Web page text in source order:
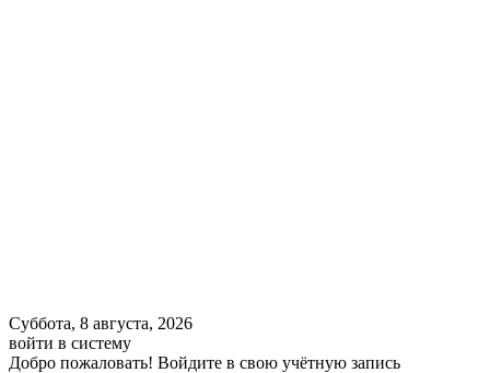
Суббота, 8 августа, 2026
войти в систему
Добро пожаловать! Войдите в свою учётную запись